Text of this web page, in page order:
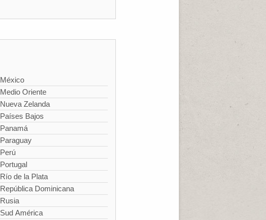
México
Medio Oriente
Nueva Zelanda
Países Bajos
Panamá
Paraguay
Perú
Portugal
Río de la Plata
República Dominicana
Rusia
Sud América